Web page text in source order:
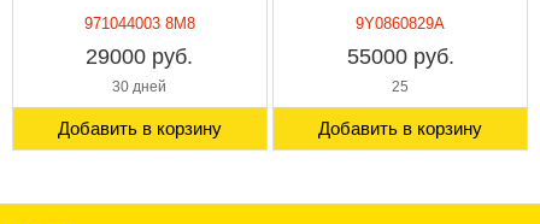
971044003 8M8
29000 руб.
30 дней
Добавить в корзину
9Y0860829A
55000 руб.
25
Добавить в корзину